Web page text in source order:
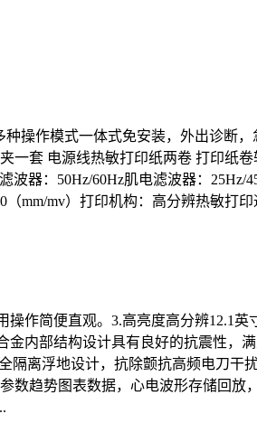
操作模式一体式免安装，外出诊断
一套 电源线热敏打印纸两卷 打印纸
器：50Hz/60Hz肌电滤波器：25Hz/
mm/mv）打印机构：高分辨热敏打
作简便直观。3.高亮度高分辨12.1
内部结构设计具有良好的抗震性，
隔离浮地设计，抗除颤抗高频电刀干
数趋势图表数据，心电波形存储回放